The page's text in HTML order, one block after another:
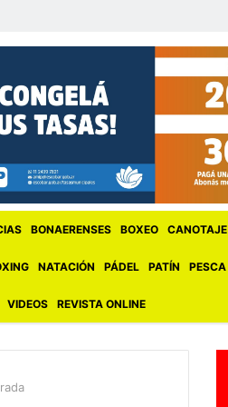
BONAERENSES BOXEO CANOTAJE
NATACIÓN PÁDEL PATÍN PESCA
VIDEOS REVISTA ONLINE